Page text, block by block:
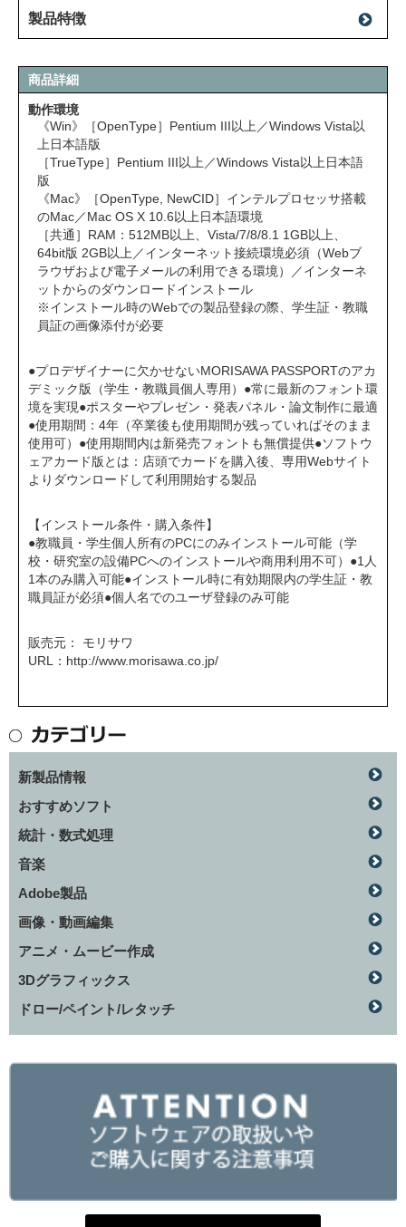
製品特徴
商品詳細
動作環境
《Win》［OpenType］Pentium III以上／Windows Vista以
上日本語版
［TrueType］Pentium III以上／Windows Vista以上日本語
版
《Mac》［OpenType, NewCID］インテルプロセッサ搭載
のMac／Mac OS X 10.6以上日本語環境
［共通］RAM：512MB以上、Vista/7/8/8.1 1GB以上、
64bit版 2GB以上／インターネット接続環境必須（Webブ
ラウザおよび電子メールの利用できる環境）／インターネ
ットからのダウンロードインストール
※インストール時のWebでの製品登録の際、学生証・教職
員証の画像添付が必要
●プロデザイナーに欠かせないMORISAWA PASSPORTのアカ
デミック版（学生・教職員個人専用）●常に最新のフォント環
境を実現●ポスターやプレゼン・発表パネル・論文制作に最適
●使用期間：4年（卒業後も使用期間が残っていればそのまま
使用可）●使用期間内は新発売フォントも無償提供●ソフトウ
ェアカード版とは：店頭でカードを購入後、専用Webサイト
よりダウンロードして利用開始する製品
【インストール条件・購入条件】
●教職員・学生個人所有のPCにのみインストール可能（学
校・研究室の設備PCへのインストールや商用利用不可）●1人
1本のみ購入可能●インストール時に有効期限内の学生証・教
職員証が必須●個人名でのユーザ登録のみ可能
販売元： モリサワ
URL： http://www.morisawa.co.jp/
新製品情報
おすすめソフト
統計・数式処理
音楽
Adobe製品
画像・動画編集
アニメ・ムービー作成
3Dグラフィックス
ドロー/ペイント/レタッチ